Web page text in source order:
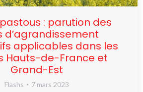
: parution des
d’agrandissement
applicables dans les
Hauts-de-France et
Grand-Est
Flashs 7 mars 2023